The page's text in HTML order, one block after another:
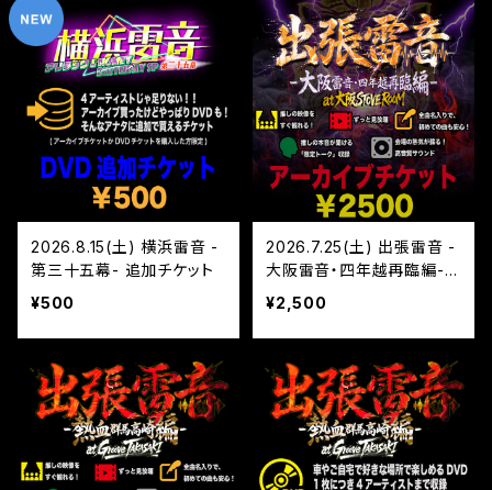
2026.8.15(土) 横浜雷音 -
第三十五幕- 追加チケット
¥500
2026.7.25(土) 出張雷音 -
大阪雷音・四年越再臨編-
アーカイブチケット
¥2,500